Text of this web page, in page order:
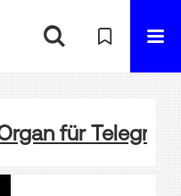
für